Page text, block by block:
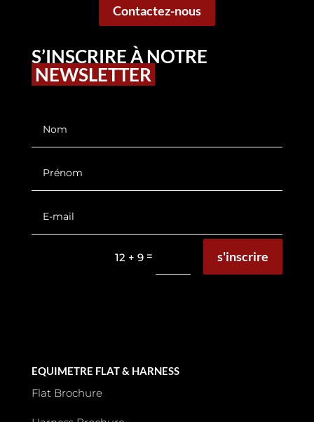
Contactez-nous
S’INSCRIRE À NOTRE
NEWSLETTER
12 + 9 = s'inscrire
EQUIMETRE FLAT & HARNESS
Flat Brochure